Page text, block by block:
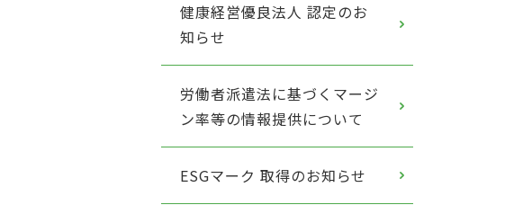
健康経営優良法人 認定のお
知らせ
労働者派遣法に基づくマージ
ン率等の情報提供について
ESGマーク 取得のお知らせ